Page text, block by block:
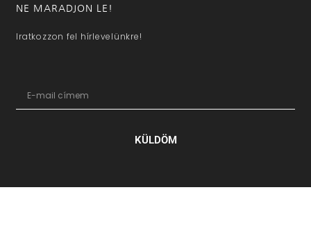
NE MARADJON LE!
Iratkozzon fel hírlevelünkre!
KÜLDÖM